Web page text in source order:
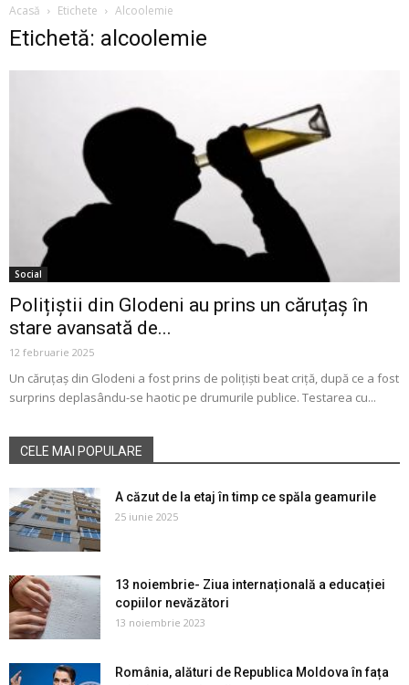
Acasă Etichete Alcoolemie
Etichetă: alcoolemie
Social
Polițiștii din Glodeni au prins un căruțaș în
stare avansată de...
12 februarie 2025
Un căruțaș din Glodeni a fost prins de polițiști beat criță, după ce a fost
surprins deplasându-se haotic pe drumurile publice. Testarea cu...
CELE MAI POPULARE
A căzut de la etaj în timp ce spăla geamurile
25 iunie 2025
13 noiembrie- Ziua internațională a educației
copiilor nevăzători
13 noiembrie 2023
România, alături de Republica Moldova în fața